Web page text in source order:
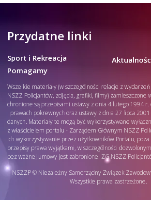
Przydatne linki
Sport i Rekreacja
Pomagamy
Wszelkie materiały (w szczególności relacje z wydarzeń
NSZZ Policjantów, zdjęcia, grafiki, filmy) zamieszczone
chronione są przepisami ustawy z dnia 4 lutego 1994
i prawach pokrewnych oraz ustawy z dnia 27 lipca
danych. Materiały te mogą być wykorzystywane
z właścicielem portalu - Zarządem Głównym NSZZ
ich wykorzystywanie przez użytkowników Portalu,
przepisy prawa wyjątkami, w szczególności
bez ważnej umowy jest zabronione. ZG NSZZ
NSZZP © Niezależny Samorządny Związek
Wszystkie prawa zastrzeżone.